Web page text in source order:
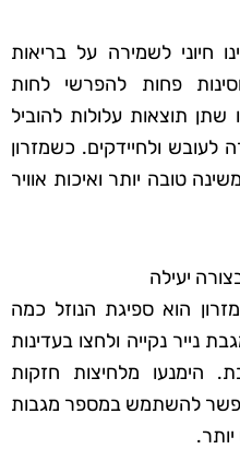
חיוני לשמירה על בריאות
פחות להפרשי לחות
שתן תוצאות עלולות להוביל
לעובש ולחיידקים. כשמזרון
טובה יותר ואיכות אוויר
יעילה
הוא ספיגת הנוזל כמה
נייר נקייה ולחצו בעדינות
הימנעו מלחיצות חזקות
להשתמש במספר מגבות